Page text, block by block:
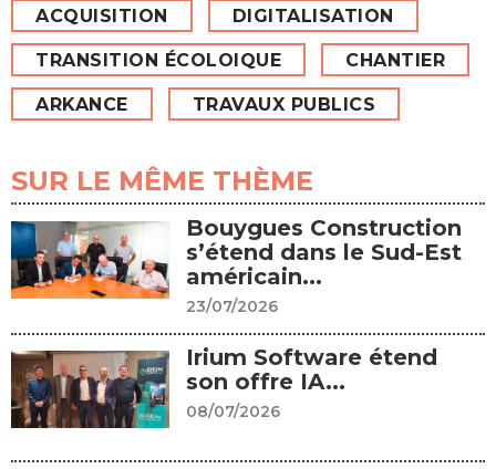
ACQUISITION DIGITALISATION
TRANSITION ÉCOLOIQUE CHANTIER
ARKANCE TRAVAUX PUBLICS
SUR LE MÊME THÈME
Bouygues Construction
s’étend dans le Sud-Est
américain...
23/07/2026
Irium Software étend
son offre IA...
08/07/2026